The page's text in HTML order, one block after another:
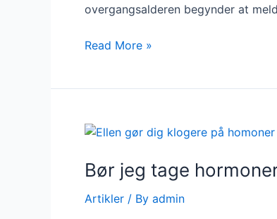
overgangsalderen begynder at
Dorthe
Read More »
Bør jeg tage
Artikler / By admin